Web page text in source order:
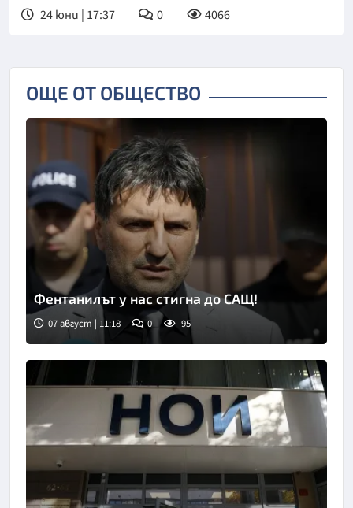
24 юни | 17:37 0 4066
ОЩЕ ОТ ОБЩЕСТВО
Фентанилът у нас стигна до САЩ!
07 август | 11:18 0 95